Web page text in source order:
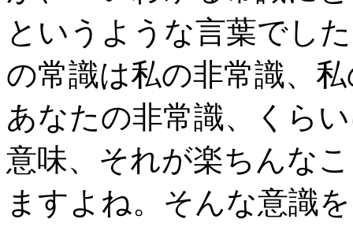
というような言葉でし
の常識は私の非常識、
あなたの非常識、くら
意味、それが楽ちんな
ますよね。そんな意識